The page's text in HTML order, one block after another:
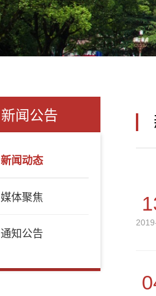
新闻公告
新闻动态
媒体聚焦
通知公告